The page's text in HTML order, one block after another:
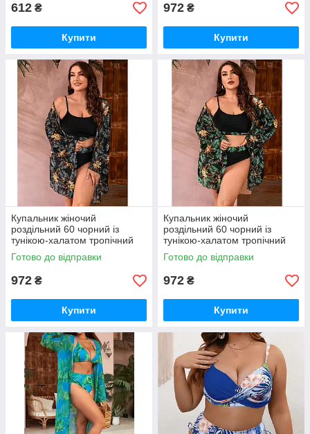
612 ₴
Купити
972 ₴
Купити
Купальник жіночий
роздільний 60 чорний із
тунікою-халатом тропічний
принт
Готово до відправки
972 ₴
Купити
Купальник жіночий
роздільний 60 чорний із
тунікою-халатом тропічний
зелений принт
Готово до відправки
972 ₴
Купити